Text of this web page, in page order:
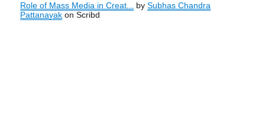
Role of Mass Media in Creat... bySubhas Chandra
Pattanayak on Scribd